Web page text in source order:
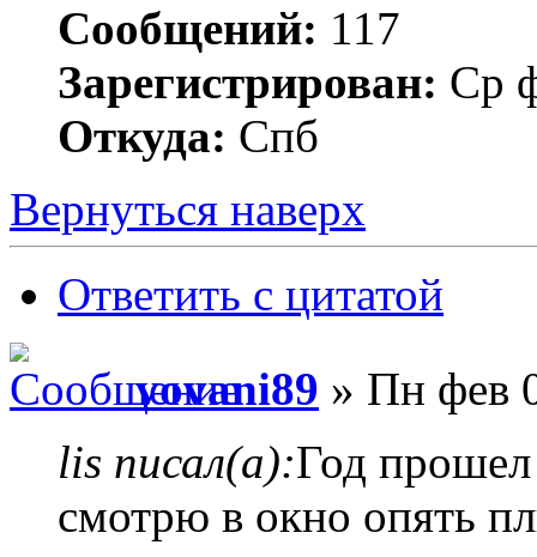
Сообщений: 117
Зарегистрирован: Ср
Откуда: Спб
Вернуться наверх
Ответить с цитатой
vovani89 » Пн фев
lis писал(а):Год
смотрю в окно опять